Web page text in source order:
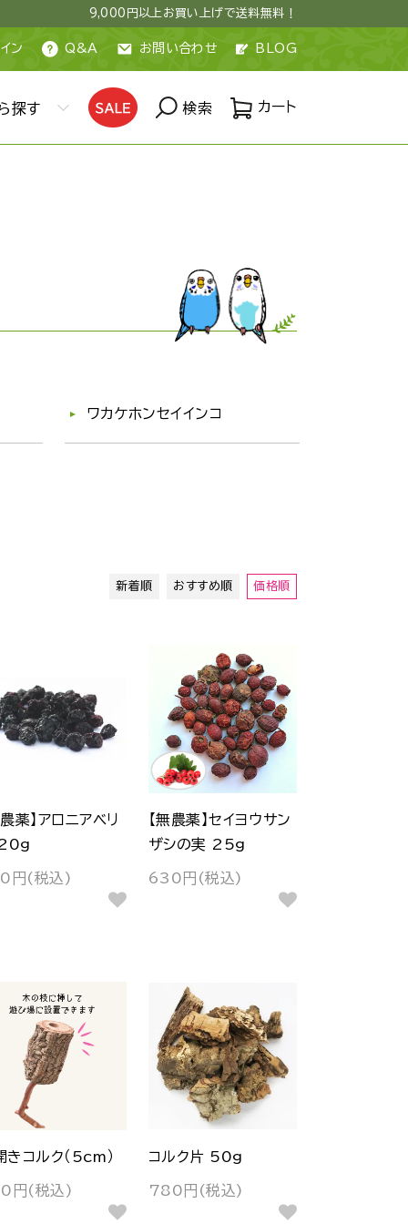
9,000円以上お買い上げで送料無料！
ン Q&A お問い合わせ BLOG
探す 検索 カート
ワカケホンセイインコ
新着順 おすすめ順 価格順
農薬】アロニアベリ
円(税込)
【無農薬】セイヨウサン
ザシの実 25g
630円(税込)
きコルク（5cm）
円(税込)
コルク片 50g
780円(税込)